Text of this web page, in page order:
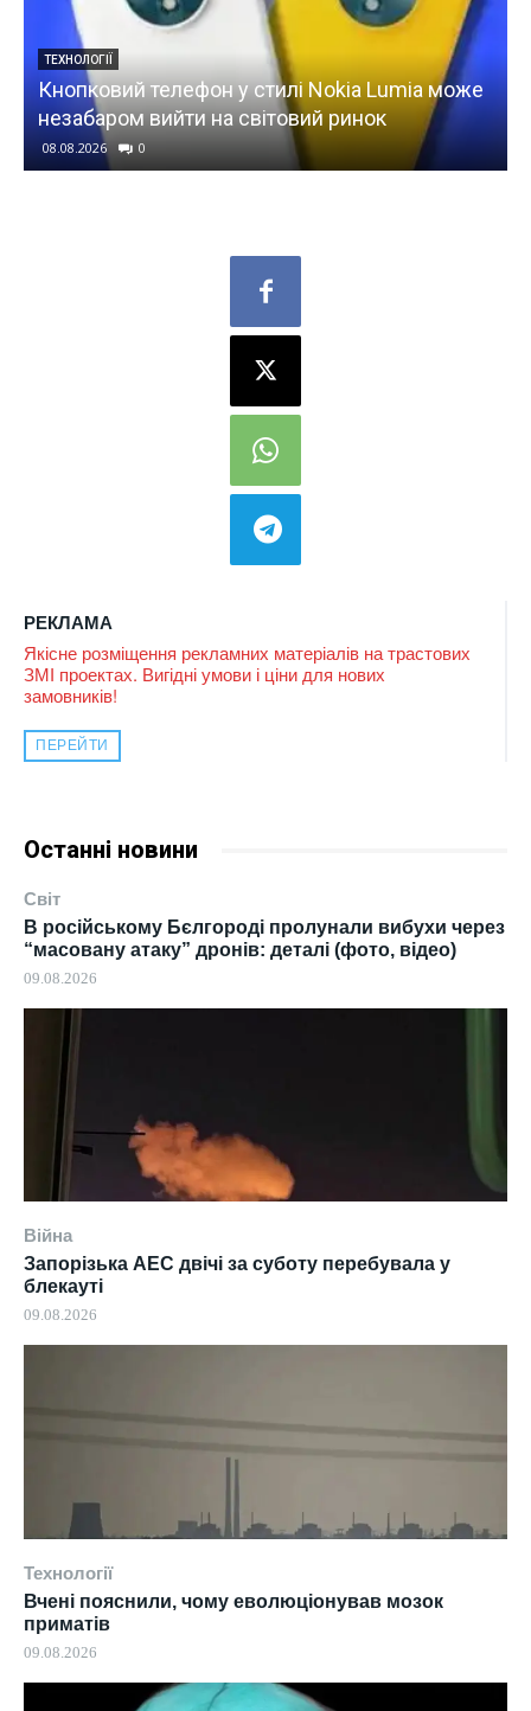
РЕКЛАМА
Якісне розміщення рекламних матеріалів на трастових
ЗМІ проектах. Вигідні умови і ціни для нових
замовників!
ПЕРЕЙТИ
Останні новини
Світ
В російському Бєлгороді пролунали вибухи через
“масовану атаку” дронів: деталі (фото, відео)
09.08.2026
Війна
Запорізька АЕС двічі за суботу перебувала у
блекауті
09.08.2026
Технології
Вчені пояснили, чому еволюціонував мозок
приматів
09.08.2026
телефон у стилі Nokia Lumia може
вийти на світовий ринок
ЕКОНОМІКА
Ціни на
гречка,
08.08.2026